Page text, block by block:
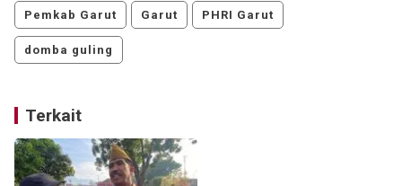
Pemkab Garut Garut PHRI Garut
domba guling
Terkait